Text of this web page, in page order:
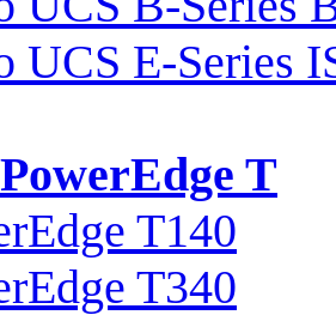
UCS E-Series
T
T140
T340